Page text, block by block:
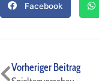
Facebook
Zurück
Vorheriger Beitrag